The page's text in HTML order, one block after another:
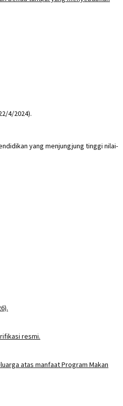
4/2024).
yang menjungjung tinggi nilai-